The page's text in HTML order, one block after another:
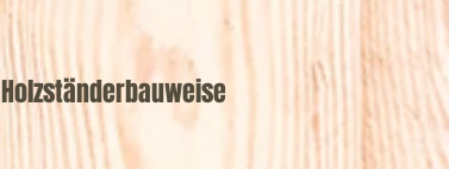
Holzständerbauweise